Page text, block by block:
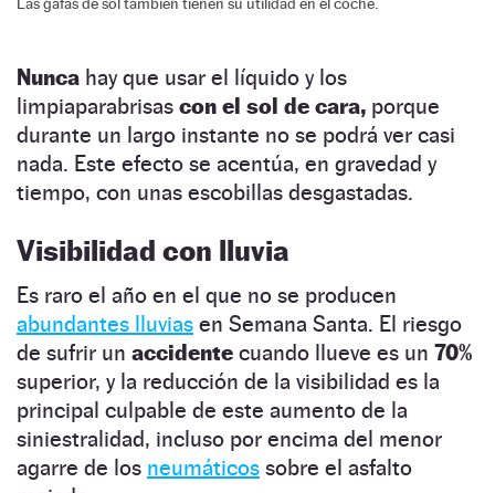
Nunca hay que usar el líquido y los
limpiaparabrisas con el sol de cara, porque
durante un largo instante no se podrá ver casi
nada. Este efecto se acentúa, en gravedad y
tiempo, con unas escobillas desgastadas.
Visibilidad con lluvia
Es raro el año en el que no se producen
abundantes lluvias en Semana Santa. El riesgo
de sufrir un accidente cuando llueve es un 70%
superior, y la reducción de la visibilidad es la
principal culpable de este aumento de la
siniestralidad, incluso por encima del menor
agarre de los neumáticos sobre el asfalto